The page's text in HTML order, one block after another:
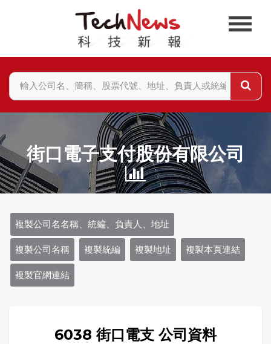
街口電子支付股份有限公司
複製公司名名稱、統編、負責人、地址
複製公司名稱 複製統編 複製地址 複製本頁連結
複製官網連結
6038 街口電支 公司資料